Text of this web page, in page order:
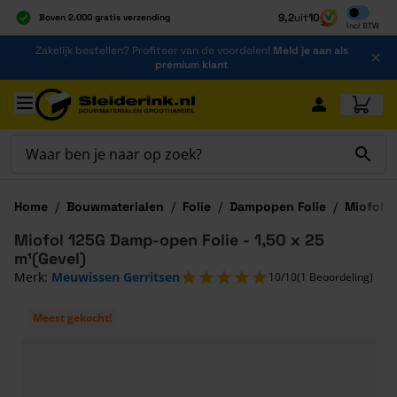
Boven 2.000 gratis verzending
Al 40 jaar dé specialist
Alles onder één dak
9,2uit10
Incl BTW
Inclusief
Ga naar de inhoud
Zakelijk bestellen? Profiteer van de voordelen! Meld je aan als
premium klant
Ga naar hoofdinhoud
Home / Bouwmaterialen / Folie / Dampopen Folie / Miofol
Meest gekocht!
Miofol 125G Damp-open Folie - 1,50 x 25
m¹(Gevel)
Merk: Meuwissen Gerritsen 10/10(1 Beoordeling)